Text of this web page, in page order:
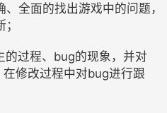
全面的找出游戏中的问题，
过程、bug的现象，并对
修改过程中对bug进行跟